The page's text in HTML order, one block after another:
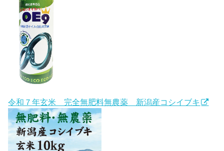
令和７年玄米 完全無肥料無農薬 新潟産コシイブキ